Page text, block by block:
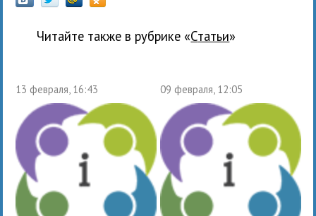
Читайте также в рубрике « Статьи»
13 февраля, 16:43 09 февраля, 12:05